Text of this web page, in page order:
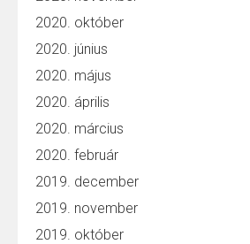
2020. október
2020. június
2020. május
2020. április
2020. március
2020. február
2019. december
2019. november
2019. október